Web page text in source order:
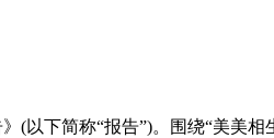
以下简称“报告”)。围绕“美美